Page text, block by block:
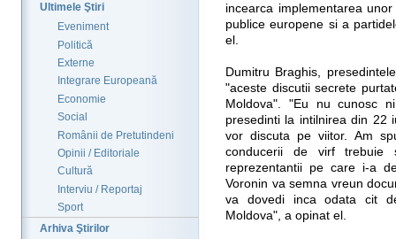
Ultimele Ştiri
Eveniment
Politică
Externe
Integrare Europeană
Economie
Social
Românii de Pretutindeni
Opinii / Editoriale
Cultură
Interviu / Reportaj
Sport
Arhiva Ştirilor
incearca implementarea
publice europene si a
el.
Dumitru Braghis,
"aceste discutii secrete
Moldova". "Eu nu cunosc
presedinti la intilnirea din 22
vor discuta pe viitor. Am
conducerii de virf
reprezentantii pe care i-a
Voronin va semna vreun
va dovedi inca odata cit
Moldova", a opinat el.